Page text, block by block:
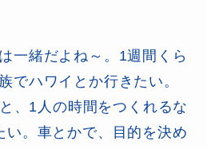
一緒だよね～。1週間くら
でハワイとか行きたい。
、1人の時間をつくれるな
い。車とかで、目的を決め